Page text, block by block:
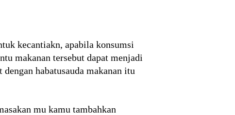
kecantiakn, apabila konsumsi
makanan tersebut dapat menjadi
habatusauda makanan itu
mu kamu tambahkan